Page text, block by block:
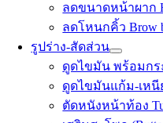
ลดขนาดหน้าผาก
ลดโหนกคิ้ว Brow
รูปร่าง-สัดส่วน
ดูดไขมัน พร้อมกร
ดูดไขมันแก้ม-เหนี
ตัดหนังหน้าท้อง